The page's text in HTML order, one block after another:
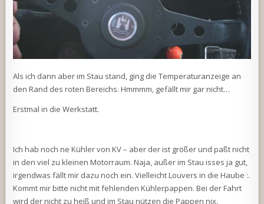
Als ich dann aber im Stau stand, ging die Temperaturanzeige an
den Rand des roten Bereichs. Hmmmm, gefällt mir gar nicht…
Erstmal in die Werkstatt.
Ich hab noch ne Kühler von KV – aber der ist größer und paßt nicht
in den viel zu kleinen Motorraum. Naja, außer im Stau isses ja gut,
irgendwas fällt mir dazu noch ein. Vielleicht Louvers in die Haube :.
Kommt mir bitte nicht mit fehlenden Kühlerpappen. Bei der Fahrt
wird der nicht zu heiß und im Stau nützen die Pappen nix.